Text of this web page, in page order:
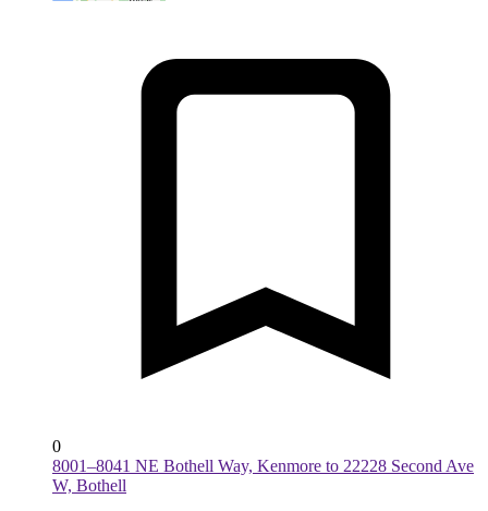
0
8001–8041 NE Bothell Way, Kenmore to 22228 Second Ave
W, Bothell